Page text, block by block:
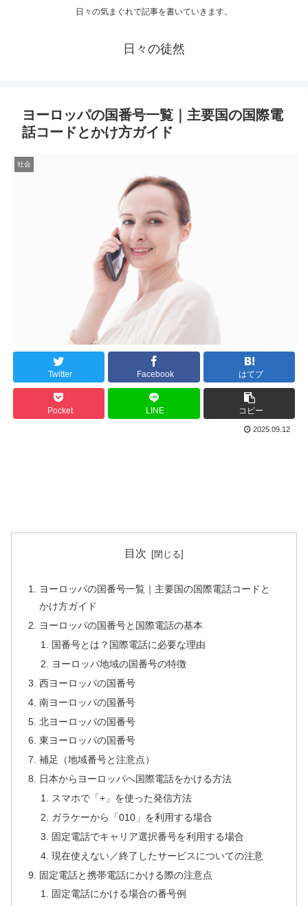
日々の気まぐれで記事を書いていきます。
日々の徒然
ヨーロッパの国番号一覧｜主要国の国際電
話コードとかけ方ガイド
社会
Twitter Facebook はてブ
Pocket LINE コピー
2025.09.12
目次
ヨーロッパの国番号一覧｜主要国の国際電話コードと
かけ方ガイド
ヨーロッパの国番号と国際電話の基本
国番号とは？国際電話に必要な理由
ヨーロッパ地域の国番号の特徴
西ヨーロッパの国番号
南ヨーロッパの国番号
北ヨーロッパの国番号
東ヨーロッパの国番号
補足（地域番号と注意点）
日本からヨーロッパへ国際電話をかける方法
スマホで「+」を使った発信方法
ガラケーから「010」を利用する場合
固定電話でキャリア選択番号を利用する場合
現在使えない／終了したサービスについての注意
固定電話と携帯電話にかける際の注意点
固定電話にかける場合の番号例